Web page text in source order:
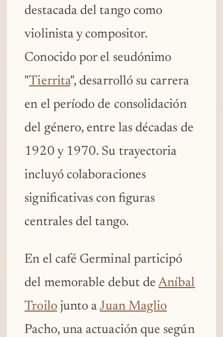
destacada del tango como
violinista y compositor.
Conocido por el seudónimo
"Tierrita", desarrolló su carrera
en el período de consolidación
del género, entre las décadas de
1920 y 1970. Su trayectoria
incluyó colaboraciones
significativas con figuras
centrales del tango.
En el café Germinal participó
del memorable debut deAníbal
Troilojunto aJuan Maglio
Pacho, una actuación que según